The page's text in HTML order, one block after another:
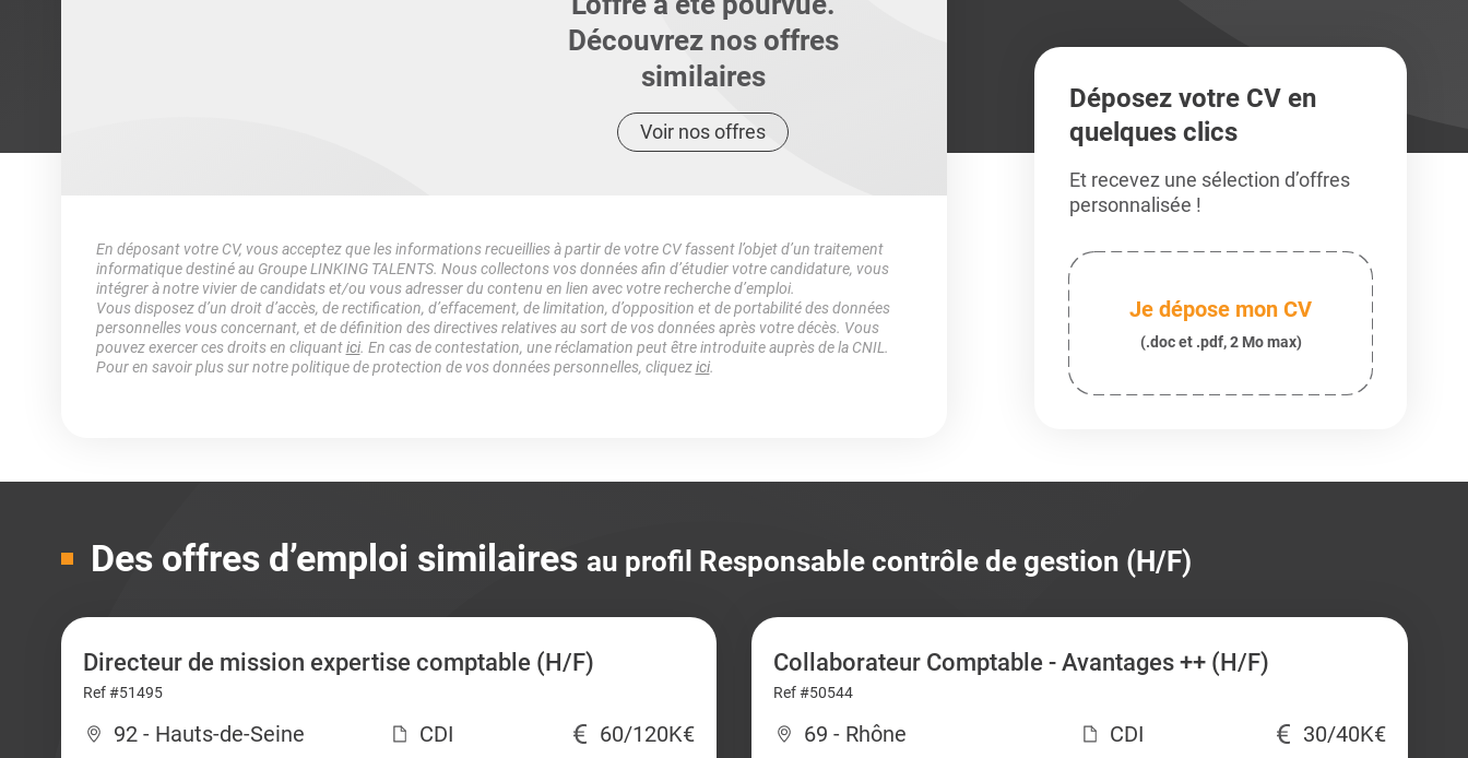
Découvrez nos offres
similaires
Voir nos offres
En déposant votre CV, vous acceptez que les informations recueillies à partir de votre CV fassent l’objet d’un traitement
informatique destiné au Groupe LINKING TALENTS. Nous collectons vos données afin d’étudier votre candidature, vous
intégrer à notre vivier de candidats et/ou vous adresser du contenu en lien avec votre recherche d’emploi.
Vous disposez d’un droit d’accès, de rectification, d’effacement, de limitation, d’opposition et de portabilité des données
personnelles vous concernant, et de définition des directives relatives au sort de vos données après votre décès. Vous
pouvez exercer ces droits en cliquantici. En cas de contestation, une réclamation peut être introduite auprès de la CNIL.
Pour en savoir plus sur notre politique de protection de vos données personnelles, cliquezici.
Déposez votre CV en
quelques clics
Et recevez une sélection d’offres
personnalisée !
Je dépose mon CV
(.doc et .pdf, 2 Mo max)
Des offres d’emploi similaires au profil Responsable contrôle de gestion (H/F)
Directeur de mission expertise comptable (H/F)
Ref #51495
92 - Hauts-de-Seine CDI
60/120K€
Collaborateur Comptable - Avantages ++ (H/F)
Ref #50544
69 - Rhône CDI
30/40K€